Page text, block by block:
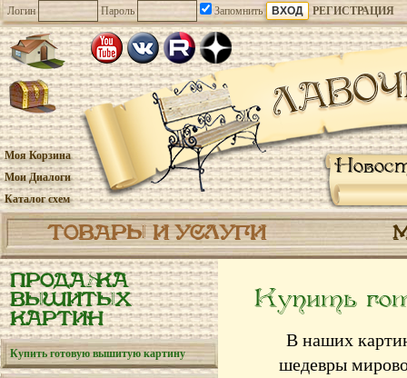
Логин Пароль Запомнить РЕГИСТРАЦИЯ
Моя Корзина
Мои Диалоги
Каталог схем
ТОВАРЫ И УСЛУГИ
ПРОДАЖА
ВЫШИТЫХ
КАРТИН
Купить готовую вышитую картину
Купить
В наших
шедевры